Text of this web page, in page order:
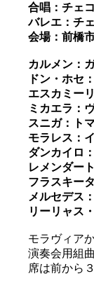
合唱：チェ
バレエ：チ
会場：前橋
カルメン：
ドン・ホセ
エスカミー
ミカエラ：
スニガ：ト
モラレス：
ダンカイロ
レメンダー
フラスキー
メルセデス
リーリャス
モラヴィア
演奏会用組
席は前から